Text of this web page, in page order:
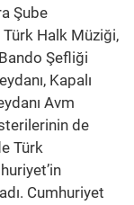
Şube
Türk Halk Müziği,
Şefliği
Kapalı
Avm
de
Türk
Cumhuriyet